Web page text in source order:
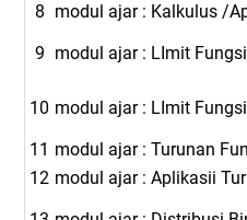
8 modul ajar : Kalkulus /
9 modul ajar : LImit
10 modul ajar : LImit
11 modul ajar : Turunan
12 modul ajar : Aplikasii